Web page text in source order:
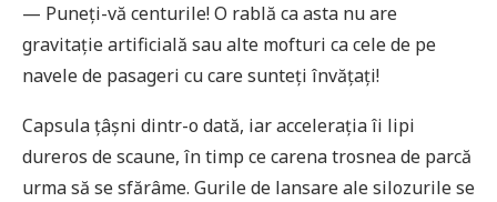
— Puneți-vă centurile! O rablă ca asta nu are
gravitație artificială sau alte mofturi ca cele de pe
navele de pasageri cu care sunteți învățați!
Capsula țâșni dintr-o dată, iar accelerația îi lipi
dureros de scaune, în timp ce carena trosnea de parcă
urma să se sfărâme. Gurile de lansare ale silozurile se